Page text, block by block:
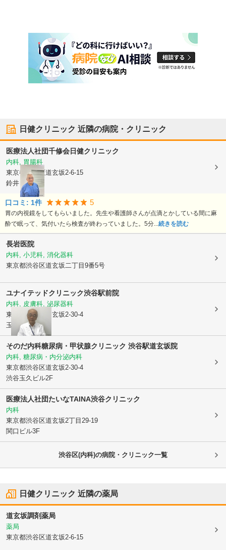
日健クリニック 近隣の病院・クリニック
医療法人社団千修会日健クリニック
内科, 胃腸科
東京都渋谷区道玄坂2-6-15
鈴井ビル 5F
口コミ: 1件 5
胃の内視鏡をしてもらいました。先生や看護師さんが点滴とかしている間に麻
酔で眠って、気付いたら検査が終わっていました。5分...続きを読む
長岩医院
内科, 小児科, 消化器科
東京都渋谷区道玄坂二丁目9番5号
ユナイテッドクリニック渋谷駅前院
内科, 皮膚科, 泌尿器科
東京都渋谷区
道玄坂2-30-4
玉久ビル4階
そのだ内科糖尿病・甲状腺クリニック 渋谷駅道玄坂院
内科, 糖尿病・内分泌内科
東京都渋谷区道玄坂2-30-4
渋谷玉久ビル2F
医療法人社団たいなTAINA渋谷クリニック
内科
東京都渋谷区道玄坂2丁目29-19
関口ビル3F
渋谷区(内科)の病院・クリニック一覧
日健クリニック 近隣の薬局
道玄坂調剤薬局
薬局
東京都渋谷区道玄坂2-6-15